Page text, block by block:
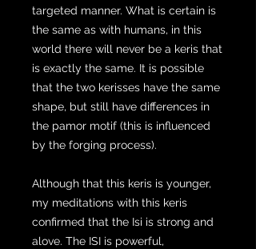
targeted manner. What is certain is
the same as with humans, in this
world there will never be a keris that
is exactly the same. It is possible
that the two kerisses have the same
shape, but still have differences in
the pamor motif (this is influenced
by the forging process).
Although that this keris is younger,
my meditations with this keris
confirmed that the Isi is strong and
alove. The ISI is powerful,